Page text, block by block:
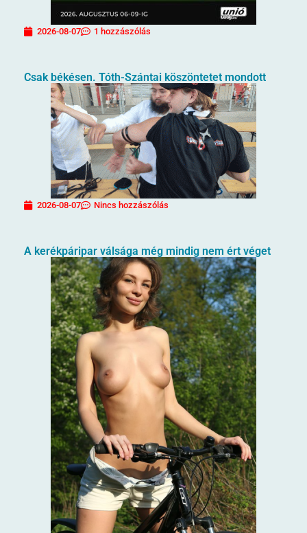
2026-08-07 1 hozzászólás
Csak békésen. Tóth-Szántai köszöntetet mondott
2026-08-07 Nincs hozzászólás
A kerékpáripar válsága még mindig nem ért véget